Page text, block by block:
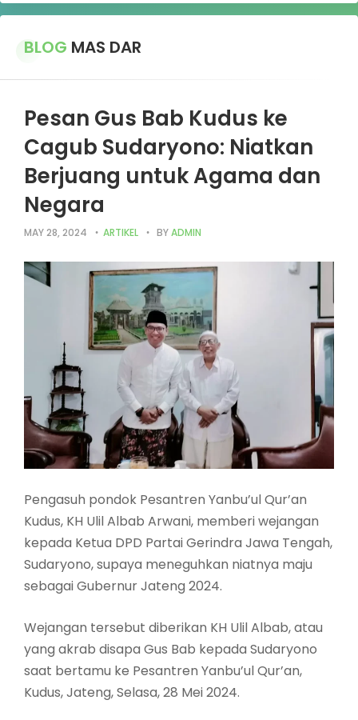
BLOG MAS DAR
Pesan Gus Bab Kudus ke
Cagub Sudaryono: Niatkan
Berjuang untuk Agama dan
Negara
MAY 28, 2024 ARTIKEL BYADMIN
Pengasuh pondok Pesantren Yanbu’ul Qur’an
Kudus, KH Ulil Albab Arwani, memberi wejangan
kepada Ketua DPD Partai Gerindra Jawa Tengah,
Sudaryono, supaya meneguhkan niatnya maju
sebagai Gubernur Jateng 2024.
Wejangan tersebut diberikan KH Ulil Albab, atau
yang akrab disapa Gus Bab kepada Sudaryono
saat bertamu ke Pesantren Yanbu’ul Qur’an,
Kudus, Jateng, Selasa, 28 Mei 2024.